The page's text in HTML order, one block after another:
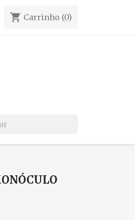
shopping_cart Carrinho (0)